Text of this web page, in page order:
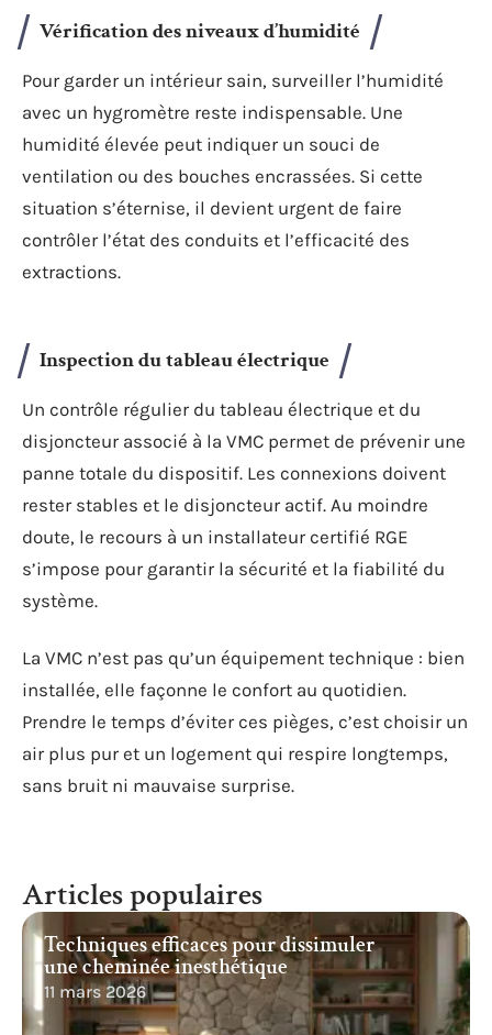
Vérification des niveaux d’humidité
Pour garder un intérieur sain, surveiller l’humidité
avec un hygromètre reste indispensable. Une
humidité élevée peut indiquer un souci de
ventilation ou des bouches encrassées. Si cette
situation s’éternise, il devient urgent de faire
contrôler l’état des conduits et l’efficacité des
extractions.
Inspection du tableau électrique
Un contrôle régulier du tableau électrique et du
disjoncteur associé à la VMC permet de prévenir une
panne totale du dispositif. Les connexions doivent
rester stables et le disjoncteur actif. Au moindre
doute, le recours à un installateur certifié RGE
s’impose pour garantir la sécurité et la fiabilité du
système.
La VMC n’est pas qu’un équipement technique : bien
installée, elle façonne le confort au quotidien.
Prendre le temps d’éviter ces pièges, c’est choisir un
air plus pur et un logement qui respire longtemps,
sans bruit ni mauvaise surprise.
Articles populaires
Techniques efficaces pour dissimuler
une cheminée inesthétique
11 mars 2026